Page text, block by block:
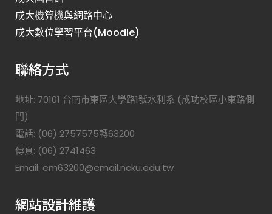
成大機算機與網路中心
成大數位學習平台(Moodle)
聯絡方式
地址: 70101 台南市東區大學路1號水利系 (成功校區小東路側
門)
電話: (06) 2757575轉63200
傳真: (06) 2741463
Email: em63200@email.ncku.edu.tw
網站設計維護